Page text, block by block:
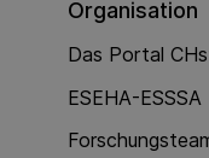
Organisation
Das Portal
ESEHA-ESSSA